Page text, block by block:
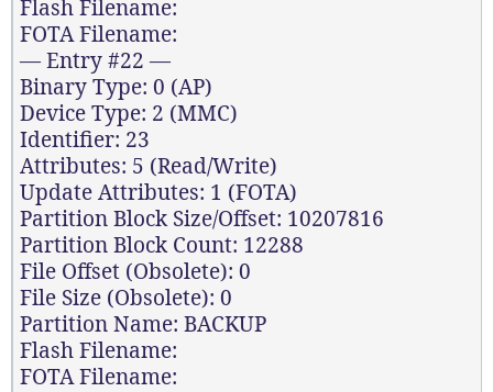
Flash Filename:
FOTA Filename:
— Entry #22 —
Binary Type: 0 (AP)
Device Type: 2 (MMC)
Identifier: 23
Attributes: 5 (Read/Write)
Update Attributes: 1 (FOTA)
Partition Block Size/Offset: 10207816
Partition Block Count: 12288
File Offset (Obsolete): 0
File Size (Obsolete): 0
Partition Name: BACKUP
Flash Filename:
FOTA Filename: